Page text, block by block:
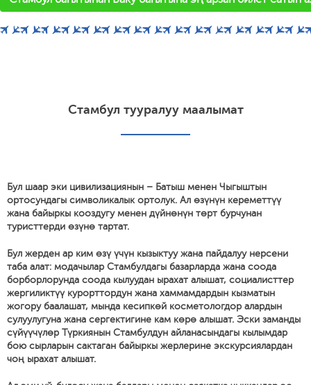
Стамбул тууралуу маалымат
Бул шаар эки цивилизациянын – Батыш менен Чыгыштын
ортосундагы символикалык ортолук. Ал өзүнүн кереметтүү
жана байыркы кооздугу менен дүйнөнүн төрт бурчунан
туристтерди өзүнө тартат.
Бул жерден ар ким өзү үчүн кызыктуу жана пайдалуу нерсени
таба алат: модачылар Стамбулдагы базарларда жана соода
борборлорунда соода кылуудан ырахат алышат, социалисттер
жергиликтүү курорттордун жана хаммамдардын кызматын
жогору баалашат, мында кесипкөй косметологдор алардын
сулуулугуна жана сергектигине кам көрө алышат. Эски заманды
сүйүүчүлөр Түркиянын Стамбулдун айланасындагы кылымдар
бою сырларын сактаган байыркы жерлерине экскурсиялардан
чоң ырахат алышат.